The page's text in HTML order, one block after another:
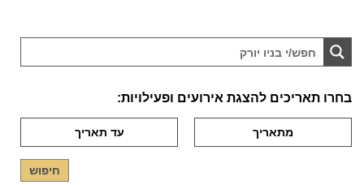
בחרו תאריכים להצגת אירועים ופעילויות: